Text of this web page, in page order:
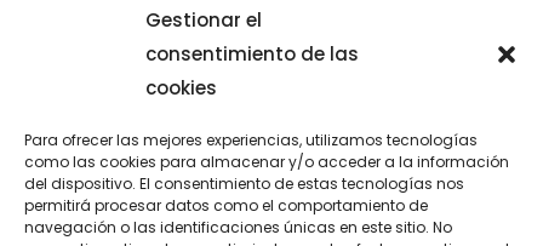
Gestionar el
consentimiento de las
cookies
Para ofrecer las mejores experiencias, utilizamos tecnologías
como las cookies para almacenar y/o acceder a la información
del dispositivo. El consentimiento de estas tecnologías nos
permitirá procesar datos como el comportamiento de
navegación o las identificaciones únicas en este sitio. No
Comedor escolar
Calendario escolar